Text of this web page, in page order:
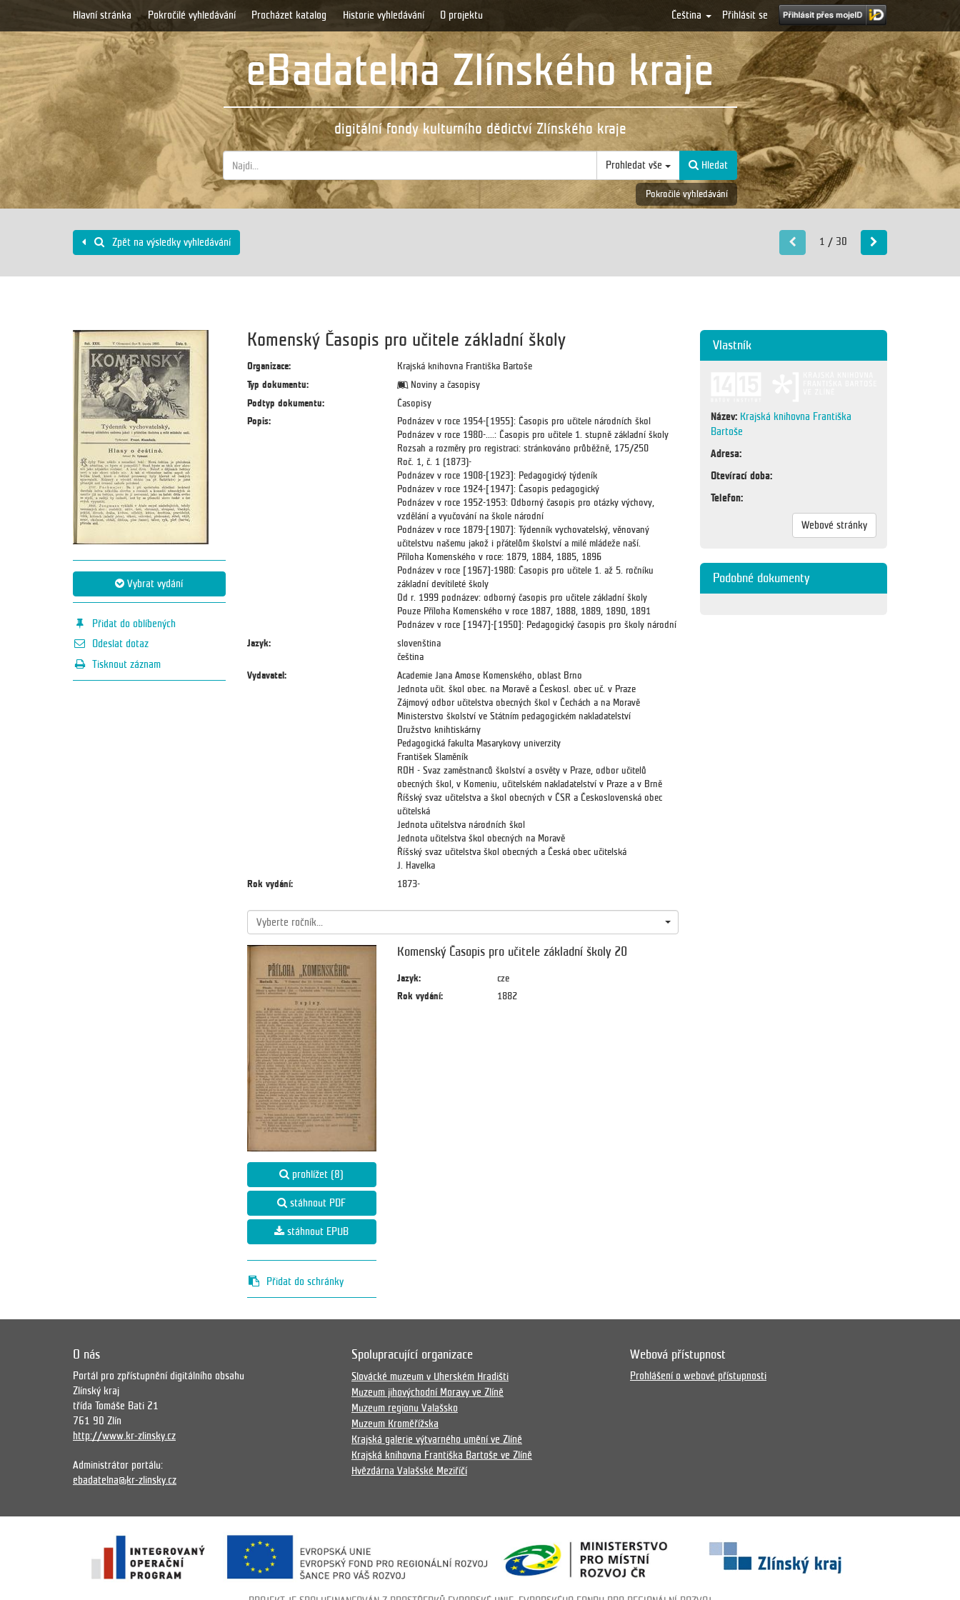
Hlavní stránka Pokročilé vyhledávání Procházet katalog Historie vyhledávání O projektu Čeština Přihlásit se
eBadatelna Zlínského kraje
digitální fondy kulturního dědictví Zlínského kraje
Prohledat vše Hledat
Pokročilé vyhledávání
Zpět na výsledky vyhledávání 1 / 30
Vybrat vydání
Přidat do oblíbených
Odeslat dotaz
Tisknout záznam
Komenský Časopis pro učitele základní školy
Organizace:
Krajská knihovna Františka Bartoše
Typ dokumentu:
Noviny a časopisy
Podtyp dokumentu:
Časopisy
Popis:
Podnázev v roce 1954-[1955]: Časopis pro učitele národních škol
Podnázev v roce 1980-....: Časopis pro učitele 1. stupně základní školy
Rozsah a rozměry pro registraci: stránkováno průběžně, 175/250
Roč. 1, č. 1 (1873)-
Podnázev v roce 1908-[1923]: Pedagogický týdeník
Podnázev v roce 1924-[1947]: Časopis pedagogický
Podnázev v roce 1952-1953: Odborný časopis pro otázky výchovy,
vzdělání a vyučování na škole národní
Podnázev v roce 1879-[1907]: Týdenník vychovatelský, věnovaný
učitelstvu našemu jakož i přátelům školství a milé mládeže naší.
Příloha Komenského v roce: 1879, 1884, 1885, 1896
Podnázev v roce [1967]-1980: Časopis pro učitele 1. až 5. ročníku
základní devítileté školy
Od r. 1999 podnázev: odborný časopis pro učitele základní školy
Pouze Příloha Komenského v roce 1887, 1888, 1889, 1890, 1891
Podnázev v roce [1947]-[1950]: Pedagogický časopis pro školy národní
Jazyk:
slovenština
čeština
Vydavatel:
Academie Jana Amose Komenského, oblast Brno
Jednota učit. škol obec. na Moravě a Českosl. obec uč. v Praze
Zájmový odbor učitelstva obecných škol v Čechách a na Moravě
Ministerstvo školství ve Státním pedagogickém nakladatelství
Družstvo knihtiskárny
Pedagogická fakulta Masarykovy univerzity
František Slaměník
ROH - Svaz zaměstnanců školství a osvěty v Praze, odbor učitelů
obecných škol, v Komeniu, učitelském nakladatelství v Praze a v Brně
Říšský svaz učitelstva a škol obecných v ČSR a Československá obec
učitelská
Jednota učitelstva národních škol
Jednota učitelstva škol obecných na Moravě
Říšský svaz učitelstva škol obecných a Česká obec učitelská
J. Havelka
Rok vydání:
1873-
Vyberte ročník...
prohlížet (8)
stáhnout PDF
stáhnout EPUB
Přidat do schránky
Komenský Časopis pro učitele základní školy 20
Jazyk:
cze
Rok vydání:
1882
Vlastník
Název: Krajská knihovna Františka
Bartoše
Adresa:
Otevírací doba:
Telefon:
Webové stránky
Podobné dokumenty
O nás
Portál pro zpřístupnění digitálního obsahu
Zlínský kraj
třída Tomáše Bati 21
761 90 Zlín
http://www.kr-zlinsky.cz
Administrátor portálu:
ebadatelna@kr-zlinsky.cz
Spolupracující organizace
Slovácké muzeum v Uherském Hradišti
Muzeum jihovýchodní Moravy ve Zlíně
Muzeum regionu Valašsko
Muzeum Kroměřížska
Krajská galerie výtvarného umění ve Zlíně
Krajská knihovna Františka Bartoše ve Zlíně
Hvězdárna Valašské Meziříčí
Webová přístupnost
Prohlášení o webové přístupnosti